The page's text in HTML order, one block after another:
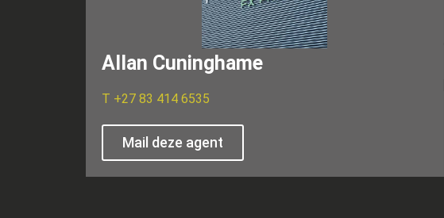
Allan Cuninghame
T +27 83 414 6535
Mail deze agent